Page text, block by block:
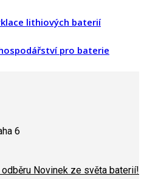
lithiových baterií
pro baterie
6
Novinek ze světa baterií!